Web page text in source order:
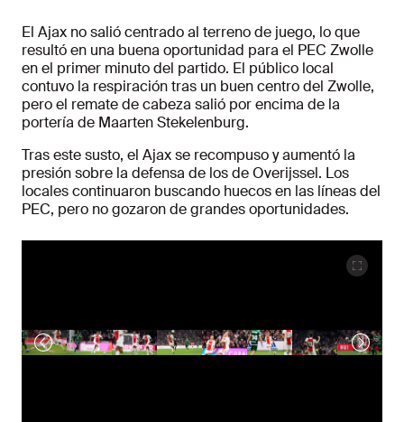
El Ajax no salió centrado al terreno de juego, lo que
resultó en una buena oportunidad para el PEC Zwolle
en el primer minuto del partido. El público local
contuvo la respiración tras un buen centro del Zwolle,
pero el remate de cabeza salió por encima de la
portería de Maarten Stekelenburg.
Tras este susto, el Ajax se recompuso y aumentó la
presión sobre la defensa de los de Overijssel. Los
locales continuaron buscando huecos en las líneas del
PEC, pero no gozaron de grandes oportunidades.